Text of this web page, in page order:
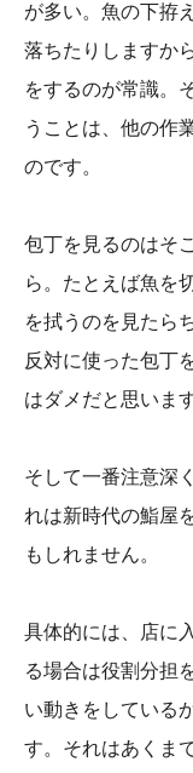
が多い。魚の下拵
落ちたりしますか
をするのが常識。
うことは、他の作
のです。
包丁を見るのはそ
ら。たとえば魚を
を拭うのを見たら
反対に使った包丁
はダメだと思います
そして一番注意深
れは新時代の鮨屋
もしれません。
具体的には、店に
る場合は役割分担
い動きをしている
す。それはあくま